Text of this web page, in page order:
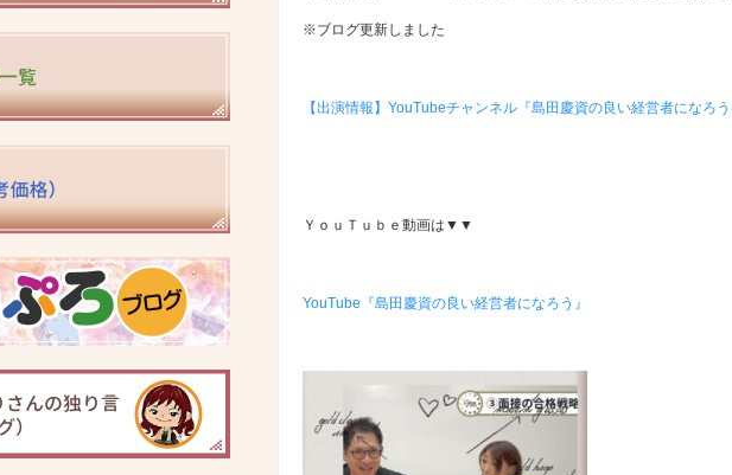
※ブログ更新しました
【出演情報】YouTubeチャンネル『島田慶資の良い経営者になろう
ＹｏｕＴｕｂｅ動画は▼▼
YouTube『島田慶資の良い経営者になろう』